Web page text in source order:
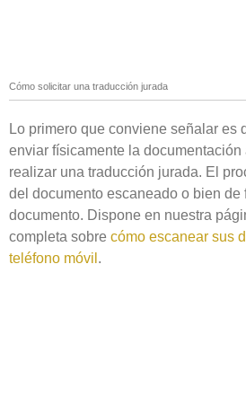
Cómo solicitar una traducción jurada
Lo primero que conviene señalar es
enviar físicamente la documentación
realizar una traducción jurada. El
del documento escaneado o bien de
documento. Dispone en nuestra
completa sobre cómo escanear sus
teléfono móvil .